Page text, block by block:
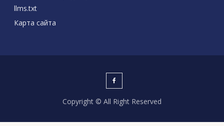
llms.txt
Карта сайта
Copyright © All Right Reserved